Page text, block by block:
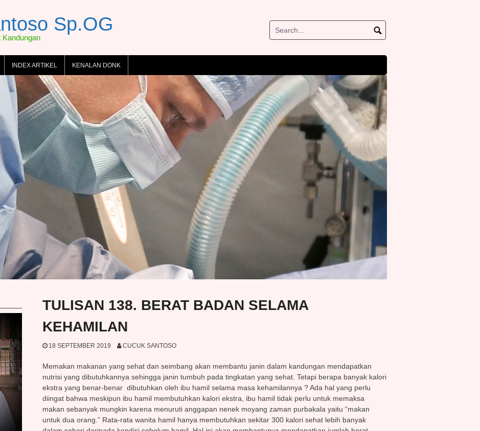
Sp.OG
Kandungan
INDEX ARTIKEL KENALAN DONK
TULISAN 138. BERAT BADAN SELAMA
KEHAMILAN
18 SEPTEMBER 2019 CUCUK SANTOSO
Memakan makanan yang sehat dan seimbang akan membantu janin dalam kandungan mendapatkan
nutrisi yang dibutuhkannya sehingga janin tumbuh pada tingkatan yang sehat. Tetapi berapa banyak kalori
ekstra yang benar-benar dibutuhkan oleh ibu hamil selama masa kehamilannya ? Ada hal yang perlu
diingat bahwa meskipun ibu hamil membutuhkan kalori ekstra, ibu hamil tidak perlu untuk memaksa
makan sebanyak mungkin karena menuruti anggapan nenek moyang zaman purbakala yaitu “makan
untuk dua orang.” Rata-rata wanita hamil hanya membutuhkan sekitar 300 kalori sehat lebih banyak